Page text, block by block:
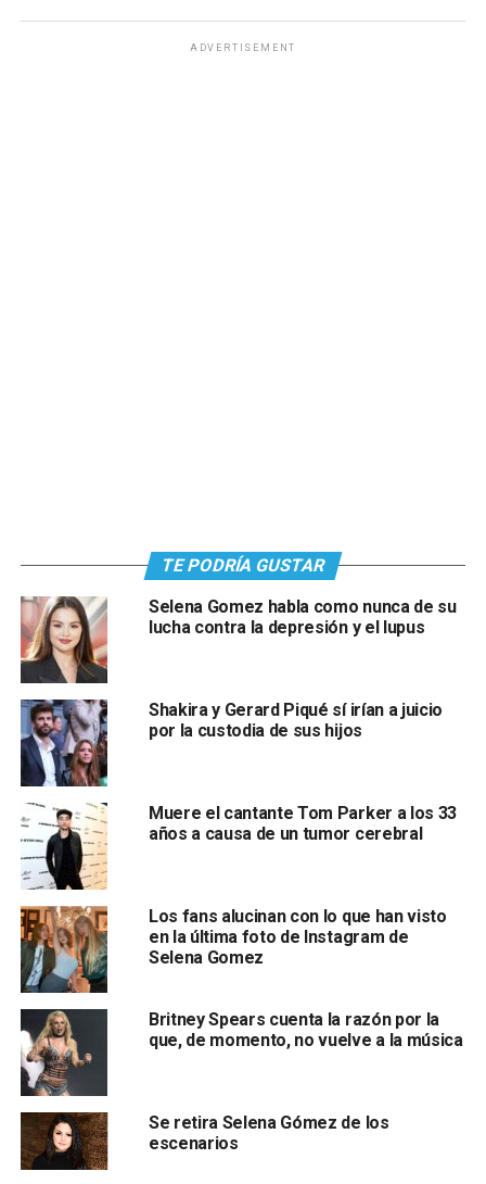
ADVERTISEMENT
TE PODRÍA GUSTAR
Selena Gomez habla como nunca de su
lucha contra la depresión y el lupus
Shakira y Gerard Piqué sí irían a juicio
por la custodia de sus hijos
Muere el cantante Tom Parker a los 33
años a causa de un tumor cerebral
Los fans alucinan con lo que han visto
en la última foto de Instagram de
Selena Gomez
Britney Spears cuenta la razón por la
que, de momento, no vuelve a la música
Se retira Selena Gómez de los
escenarios